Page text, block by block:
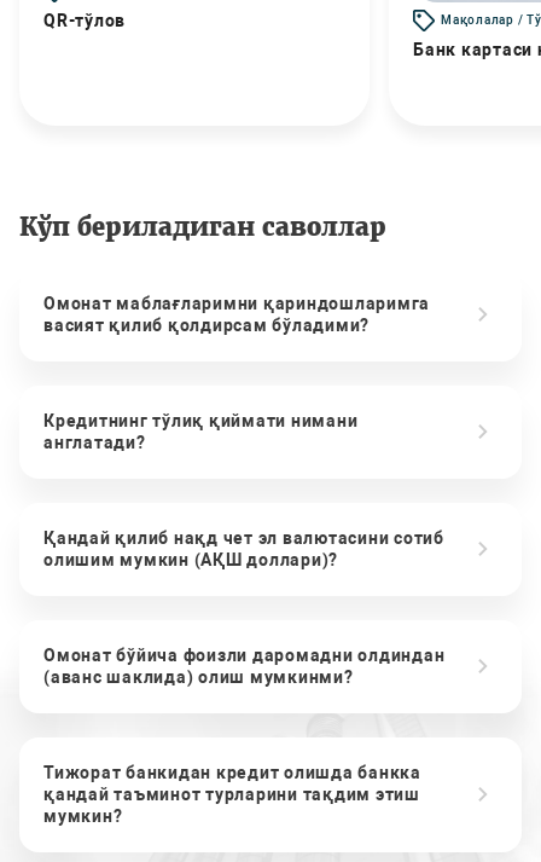
QR-тўлов Мақолалар /
Банк картаси
Кўп бериладиган саволлар
Омонат маблағларимни қариндошларимга
васият қилиб қолдирсам бўладими?
Кредитнинг тўлиқ қиймати нимани
англатади?
Қандай қилиб нақд чет эл валютасини сотиб
олишим мумкин (АҚШ доллари)?
Омонат бўйича фоизли даромадни олдиндан
(аванс шаклида) олиш мумкинми?
Тижорат банкидан кредит олишда банкка
қандай таъминот турларини тақдим этиш
мумкин?